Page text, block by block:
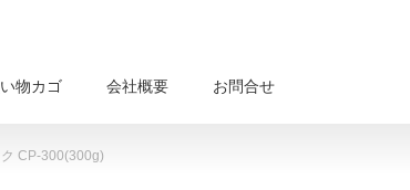
物カゴ 会社概要 お問合せ
ク CP-300(300g)